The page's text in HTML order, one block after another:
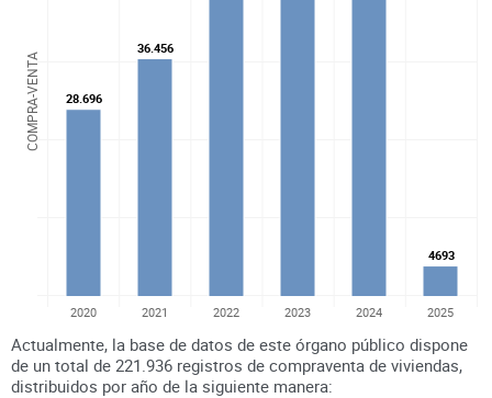
COMPRA-VENTA 28.696
28.696
36.456
36.456
4693
4693
2020 2021 2022 2023 2024 2025
Actualmente, la base de datos de este órgano público dispone
de un total de 221.936 registros de compraventa de viviendas,
distribuidos por año de la siguiente manera: